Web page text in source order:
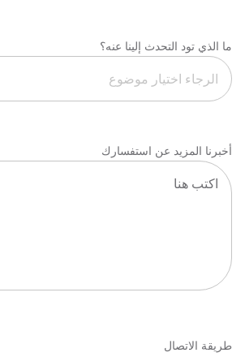
ما الذي تود التحدث إلينا عنه؟
أخبرنا المزيد عن استفسارك
طريقة الاتصال